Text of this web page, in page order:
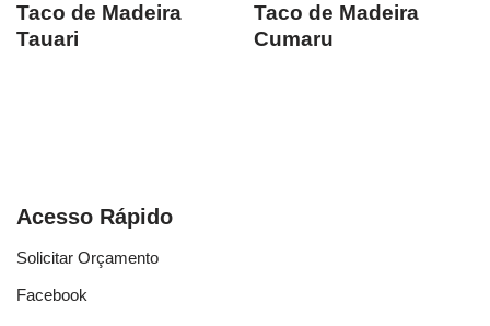
Taco de Madeira
Tauari
Taco de Madeira
Cumaru
Acesso Rápido
Solicitar Orçamento
Facebook